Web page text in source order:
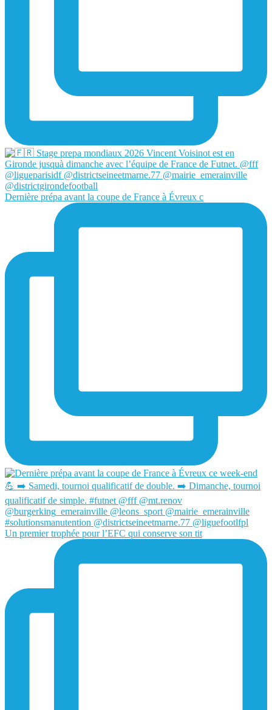
Dernière prépa avant la coupe de France à Évreux c
Un premier trophée pour l’EFC qui conserve son tit